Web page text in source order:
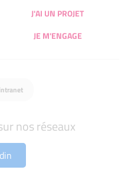
J'AI UN PROJET
JE M'ENGAGE
nos réseaux